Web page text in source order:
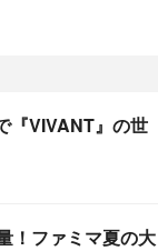
『VIVANT』の世
！ファミマ夏の大